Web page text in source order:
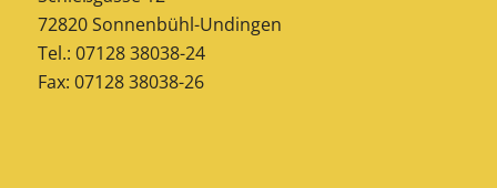
72820 Sonnenbühl-Undingen
Tel.: 07128 38038-24
Fax: 07128 38038-26